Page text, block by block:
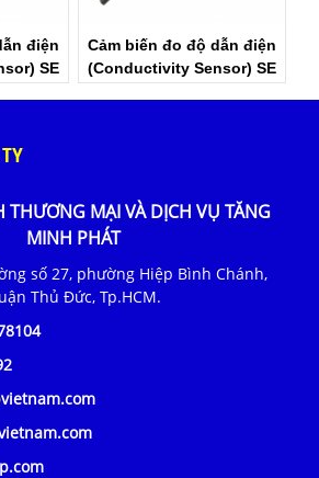
điện
SE
Cảm biến đo độ dẫn điện
(Conductivity Sensor) SE
THƯƠNG MẠI VÀ DỊCH VỤ TĂNG
MINH PHÁT
số 27, phường Hiệp Bình Chánh,
Thủ Đức, Tp.HCM.